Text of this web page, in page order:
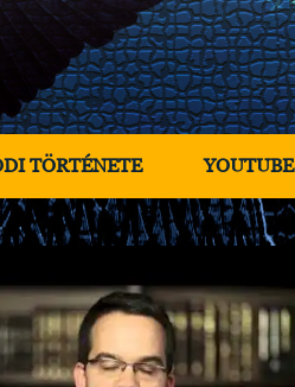
TÖRTÉNETE YOUTUBE